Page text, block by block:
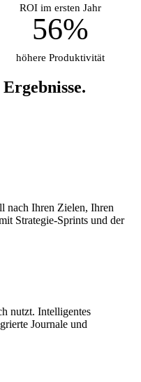
ROI im ersten Jahr
56%
höhere Produktivität
Ergebnisse.
nach Ihren Zielen, Ihren
Strategie-Sprints und der
nutzt. Intelligentes
Journale und